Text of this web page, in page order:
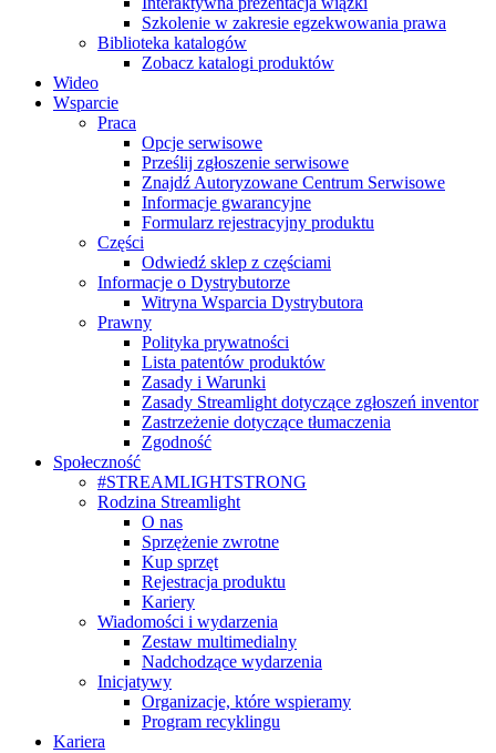
Szkolenie w zakresie egzekwowania prawa
Biblioteka katalogów
Zobacz katalogi produktów
Wideo
Wsparcie
Praca
Opcje serwisowe
Prześlij zgłoszenie serwisowe
Znajdź Autoryzowane Centrum Serwisowe
Informacje gwarancyjne
Formularz rejestracyjny produktu
Części
Odwiedź sklep z częściami
Informacje o Dystrybutorze
Witryna Wsparcia Dystrybutora
Prawny
Polityka prywatności
Lista patentów produktów
Zasady i Warunki
Zasady Streamlight dotyczące zgłoszeń inventor
Zastrzeżenie dotyczące tłumaczenia
Zgodność
Społeczność
#STREAMLIGHTSTRONG
Rodzina Streamlight
O nas
Sprzężenie zwrotne
Kup sprzęt
Rejestracja produktu
Kariery
Wiadomości i wydarzenia
Zestaw multimedialny
Nadchodzące wydarzenia
Inicjatywy
Organizacje, które wspieramy
Program recyklingu
Kariera